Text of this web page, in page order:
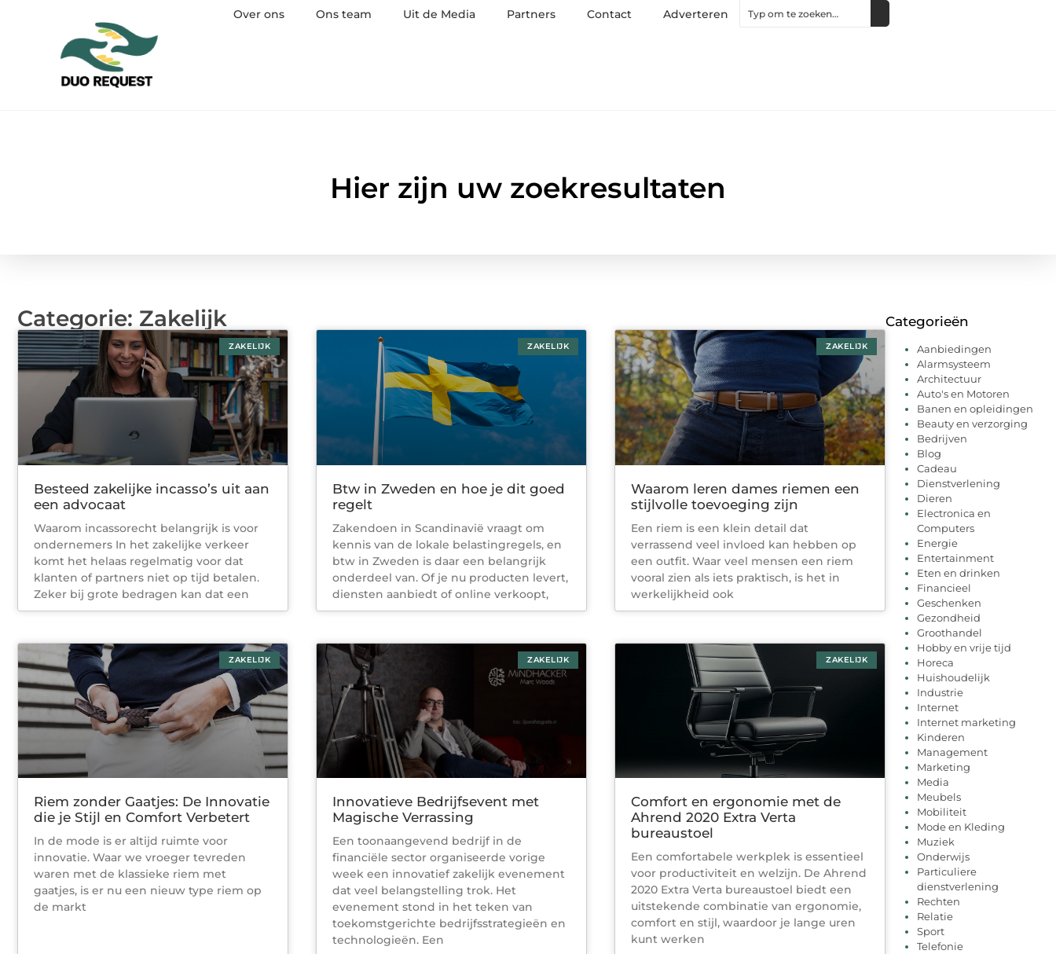
Over ons Ons team Uit de Media Partners Contact Adverteren
Hier zijn uw zoekresultaten
Categorie: Zakelijk
ZAKELIJK
Besteed zakelijke incasso’s uit aan
een advocaat
Waarom incassorecht belangrijk is voor
ondernemers In het zakelijke verkeer
komt het helaas regelmatig voor dat
klanten of partners niet op tijd betalen.
Zeker bij grote bedragen kan dat een
ZAKELIJK
Btw in Zweden en hoe je dit goed
regelt
Zakendoen in Scandinavië vraagt om
kennis van de lokale belastingregels, en
btw in Zweden is daar een belangrijk
onderdeel van. Of je nu producten levert,
diensten aanbiedt of online verkoopt,
ZAKELIJK
Waarom leren dames riemen een
stijlvolle toevoeging zijn
Een riem is een klein detail dat
verrassend veel invloed kan hebben op
een outfit. Waar veel mensen een riem
vooral zien als iets praktisch, is het in
werkelijkheid ook
ZAKELIJK
Riem zonder Gaatjes: De Innovatie
die je Stijl en Comfort Verbetert
In de mode is er altijd ruimte voor
innovatie. Waar we vroeger tevreden
waren met de klassieke riem met
gaatjes, is er nu een nieuw type riem op
de markt
ZAKELIJK
Innovatieve Bedrijfsevent met
Magische Verrassing
Een toonaangevend bedrijf in de
financiële sector organiseerde vorige
week een innovatief zakelijk evenement
dat veel belangstelling trok. Het
evenement stond in het teken van
toekomstgerichte bedrijfsstrategieën en
technologieën. Een
ZAKELIJK
Comfort en ergonomie met de
Ahrend 2020 Extra Verta
bureaustoel
Een comfortabele werkplek is essentieel
voor productiviteit en welzijn. De Ahrend
2020 Extra Verta bureaustoel biedt een
uitstekende combinatie van ergonomie,
comfort en stijl, waardoor je lange uren
kunt werken
Categorieën
Aanbiedingen
Alarmsysteem
Architectuur
Auto's en Motoren
Banen en opleidingen
Beauty en verzorging
Bedrijven
Blog
Cadeau
Dienstverlening
Dieren
Electronica en
Computers
Energie
Entertainment
Eten en drinken
Financieel
Geschenken
Gezondheid
Groothandel
Hobby en vrije tijd
Horeca
Huishoudelijk
Industrie
Internet
Internet marketing
Kinderen
Management
Marketing
Media
Meubels
Mobiliteit
Mode en Kleding
Muziek
Onderwijs
Particuliere
dienstverlening
Rechten
Relatie
Sport
Telefonie